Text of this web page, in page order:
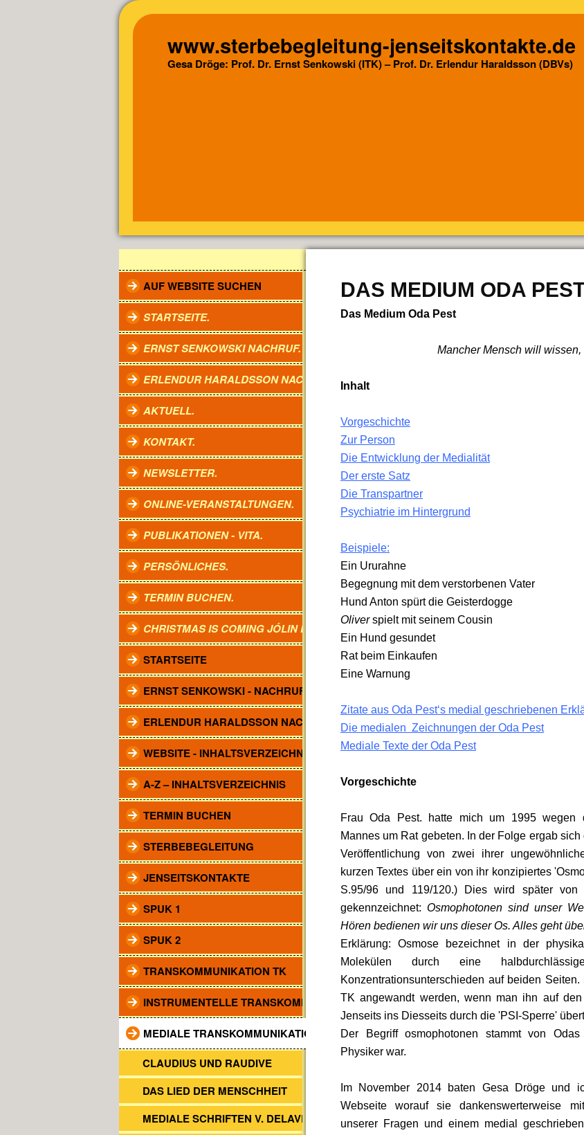
www.sterbebegleitung-jenseitskontakte.de
Gesa Dröge: Prof. Dr. Ernst Senkowski (ITK) – Prof. Dr. Erlendur Haraldsson (DBVs)
AUF WEBSITE SUCHEN
STARTSEITE.
ERNST SENKOWSKI NACHRUF.
ERLENDUR HARALDSSON NACHRUF.
AKTUELL.
KONTAKT.
NEWSLETTER.
ONLINE-VERANSTALTUNGEN.
PUBLIKATIONEN - VITA.
PERSÖNLICHES.
TERMIN BUCHEN.
CHRISTMAS IS COMING JÓLIN KOMA.
STARTSEITE
ERNST SENKOWSKI - NACHRUF
ERLENDUR HARALDSSON NACHRUF
WEBSITE - INHALTSVERZEICHNIS
A-Z – INHALTSVERZEICHNIS
TERMIN BUCHEN
STERBEBEGLEITUNG
JENSEITSKONTAKTE
SPUK 1
SPUK 2
TRANSKOMMUNIKATION TK
INSTRUMENTELLE TRANSKOMM.
MEDIALE TRANSKOMMUNIKATION
CLAUDIUS UND RAUDIVE
DAS LIED DER MENSCHHEIT
MEDIALE SCHRIFTEN V. DELAVRE
DAS MEDIUM ODA
Das Medium Oda Pest
Mancher Mensch will wissen,
Inhalt
Vorgeschichte
Zur Person
Die Entwicklung der Medialität
Der erste Satz
Die Transpartner
Psychiatrie im Hintergrund
Beispiele:
Ein Ururahne
Begegnung mit dem verstorbenen Vater
Hund Anton spürt die Geisterdogge
Oliverspielt mit seinem Cousin
Ein Hund gesundet
Rat beim Einkaufen
Eine Warnung
Zitate aus Oda Pest‘s medial geschriebenen
Die medialen Zeichnungen der Oda Pest
Mediale Texte der Oda Pest
Vorgeschichte
Frau Oda Pest. hatte mich um 1995 wegen
Mannes um Rat gebeten. In der Folge ergab
Veröffentlichung von zwei ihrer
kurzen Textes über ein von ihr konzipiertes
S.95/96 und 119/120.) Dies wird später von
gekennzeichnet: Osmophotonen sind unser
Hören bedienen wir uns dieser Os. Alles geht
Erklärung: Osmose bezeichnet in der
Molekülen durch eine
Konzentrationsunterschieden auf beiden
TK angewandt werden, wenn man ihn auf
Jenseits ins Diesseits durch die 'PSI-Sperre'
Der Begriff osmophotonen stammt von
Physiker war.
Im November 2014 baten Gesa Dröge und
Webseite worauf sie dankenswerterweise
unserer Fragen und einem medial